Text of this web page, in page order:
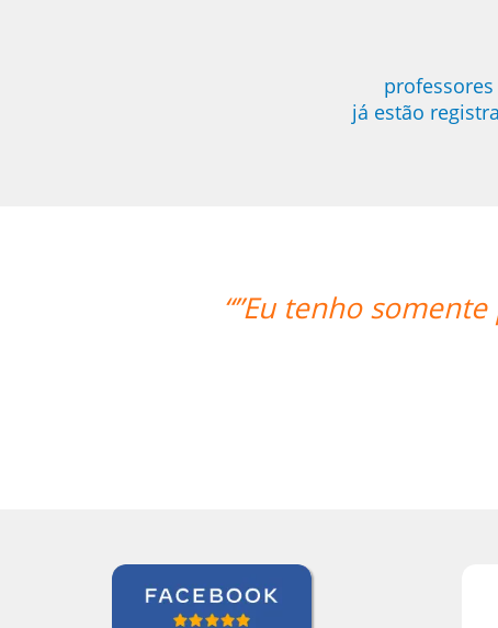
já estão
postos positivo para ressaltar a
Language Trainers.””